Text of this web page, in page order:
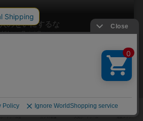
のせいにするな
Hitono Seini Suruna
」 やった覚えのないミスや罪を押し付けら